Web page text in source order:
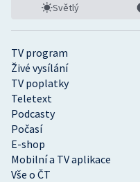
TV program
Živé vysílání
TV poplatky
Teletext
Podcasty
Počasí
E-shop
Mobilní a TV aplikace
Vše o ČT
Světlý